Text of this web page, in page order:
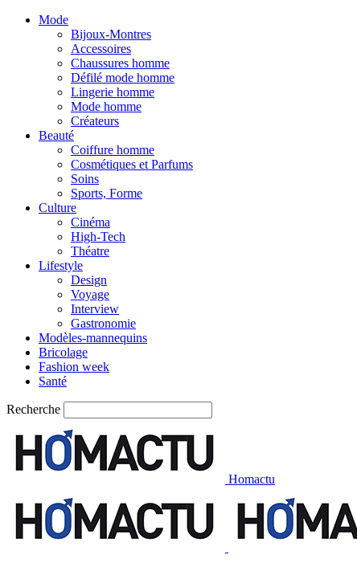
Mode
Bijoux-Montres
Accessoires
Chaussures homme
Défilé mode homme
Lingerie homme
Mode homme
Créateurs
Beauté
Coiffure homme
Cosmétiques et Parfums
Soins
Sports, Forme
Culture
Cinéma
High-Tech
Théatre
Lifestyle
Design
Voyage
Interview
Gastronomie
Modèles-mannequins
Bricolage
Fashion week
Santé
Recherche
Homactu